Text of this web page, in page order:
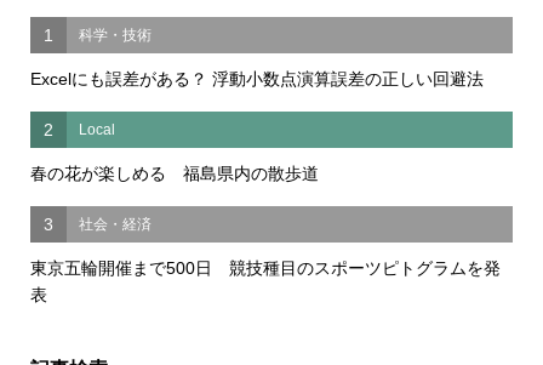
1 科学・技術
Excelにも誤差がある？ 浮動小数点演算誤差の正しい回避法
2 Local
春の花が楽しめる 福島県内の散歩道
3 社会・経済
東京五輪開催まで500日 競技種目のスポーツピトグラムを発
表